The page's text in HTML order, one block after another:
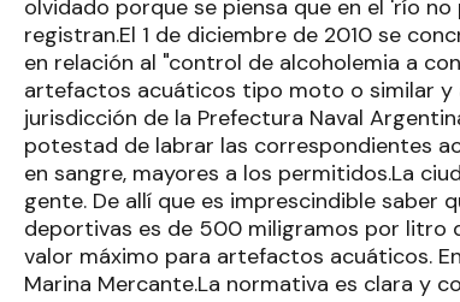
olvidado porque se piensa que en el 'río
registran.El 1 de diciembre de 2010 se
en relación al "control de alcoholemia a
artefactos acuáticos tipo moto o similar y
jurisdicción de la Prefectura Naval
potestad de labrar las correspondientes
en sangre, mayores a los permitidos.La
gente. De allí que es imprescindible saber
deportivas es de 500 miligramos por litro
valor máximo para artefactos acuáticos.
Marina Mercante.La normativa es clara y